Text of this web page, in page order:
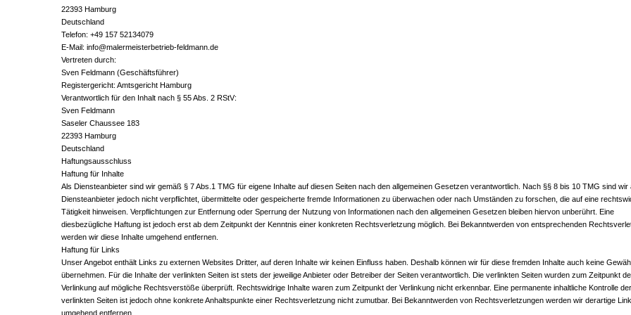
22393 Hamburg
Deutschland
Telefon: +49 157 52134079
E-Mail: info@malermeisterbetrieb-feldmann.de
Vertreten durch:
Sven Feldmann (Geschäftsführer)
Registergericht: Amtsgericht Hamburg
Verantwortlich für den Inhalt nach § 55 Abs. 2 RStV:
Sven Feldmann
Saseler Chaussee 183
22393 Hamburg
Deutschland
Haftungsausschluss
Haftung für Inhalte
Als Diensteanbieter sind wir gemäß § 7 Abs.1 TMG für eigene Inhalte auf diesen Seiten nach den allgemeinen Gesetzen verantwortlich. Nach §§ 8 bis 10 TMG sind wir
Diensteanbieter jedoch nicht verpflichtet, übermittelte oder gespeicherte fremde Informationen zu überwachen oder nach Umständen zu forschen, die auf eine
Tätigkeit hinweisen. Verpflichtungen zur Entfernung oder Sperrung der Nutzung von Informationen nach den allgemeinen Gesetzen bleiben hiervon unberührt. Eine
diesbezügliche Haftung ist jedoch erst ab dem Zeitpunkt der Kenntnis einer konkreten Rechtsverletzung möglich. Bei Bekanntwerden von entsprechenden
werden wir diese Inhalte umgehend entfernen.
Haftung für Links
Unser Angebot enthält Links zu externen Websites Dritter, auf deren Inhalte wir keinen Einfluss haben. Deshalb können wir für diese fremden Inhalte auch keine
übernehmen. Für die Inhalte der verlinkten Seiten ist stets der jeweilige Anbieter oder Betreiber der Seiten verantwortlich. Die verlinkten Seiten wurden zum Zeitpunkt
Verlinkung auf mögliche Rechtsverstöße überprüft. Rechtswidrige Inhalte waren zum Zeitpunkt der Verlinkung nicht erkennbar. Eine permanente inhaltliche Kontrolle der
verlinkten Seiten ist jedoch ohne konkrete Anhaltspunkte einer Rechtsverletzung nicht zumutbar. Bei Bekanntwerden von Rechtsverletzungen werden wir derartige
umgehend entfernen.